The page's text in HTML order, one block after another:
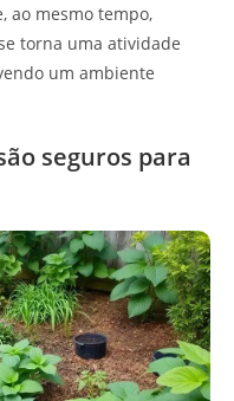
ao mesmo tempo,
torna uma atividade
um ambiente
seguros para